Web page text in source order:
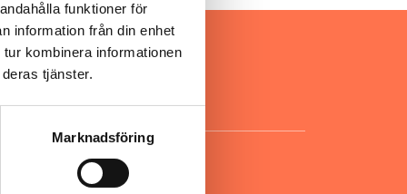
funktioner för
information från din enhet
kombinera informationen
tjänster.
Marknadsföring
inom
ägare
KONTAKT